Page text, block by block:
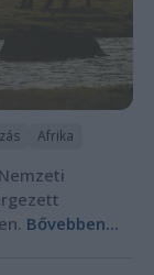
Afrika
Bővebben...